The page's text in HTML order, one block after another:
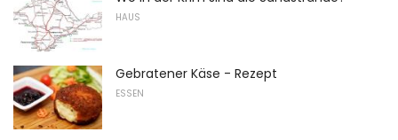
HAUS
Gebratener Käse - Rezept
ESSEN